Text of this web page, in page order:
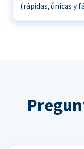
(rápidas, únicas y